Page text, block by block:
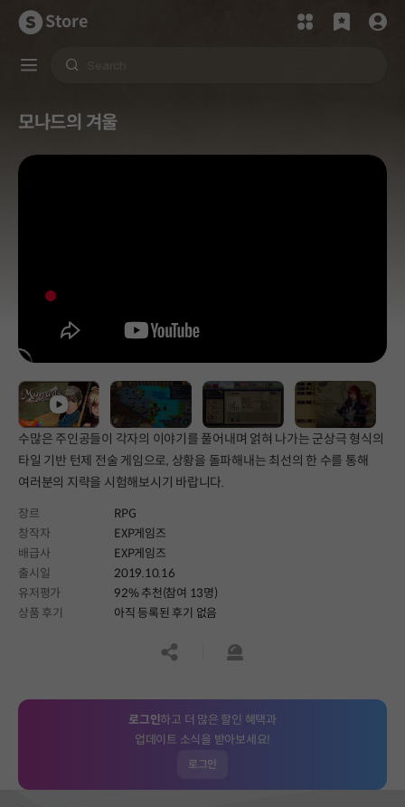
Store
모나드의 겨울
수많은 주인공들이 각자의 이야기를 풀어내며 얽혀 나가는 군상극 형식의
타일 기반 턴제 전술 게임으로, 상황을 돌파해내는 최선의 한 수를 통해
여러분의 지략을 시험해보시기 바랍니다.
장르
RPG
창작자
EXP게임즈
배급사
EXP게임즈
출시일
2019.10.16
유저평가
92% 추천(참여 13명)
상품 후기
아직 등록된 후기 없음
공유하기신고하기
로그인하고 더 많은 할인 혜택과
업데이트 소식을 받아보세요!
로그인